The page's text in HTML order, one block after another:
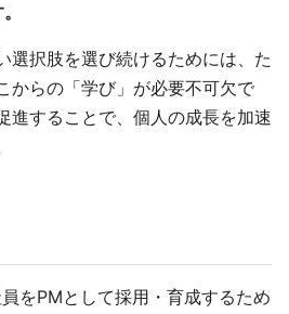
選択肢を選び続けるためには、た
からの「学び」が必要不可欠で
進することで、個人の成長を加速
をPMとして採用・育成するため